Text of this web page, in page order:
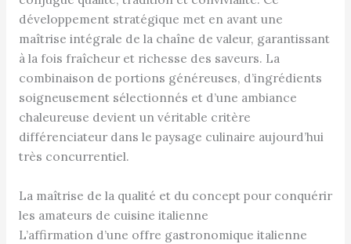
développement stratégique met en avant une
maîtrise intégrale de la chaîne de valeur, garantissant
à la fois fraîcheur et richesse des saveurs. La
combinaison de portions généreuses, d’ingrédients
soigneusement sélectionnés et d’une ambiance
chaleureuse devient un véritable critère
différenciateur dans le paysage culinaire aujourd’hui
très concurrentiel.
La maîtrise de la qualité et du concept pour conquérir
les amateurs de cuisine italienne
L’affirmation d’une offre gastronomique italienne